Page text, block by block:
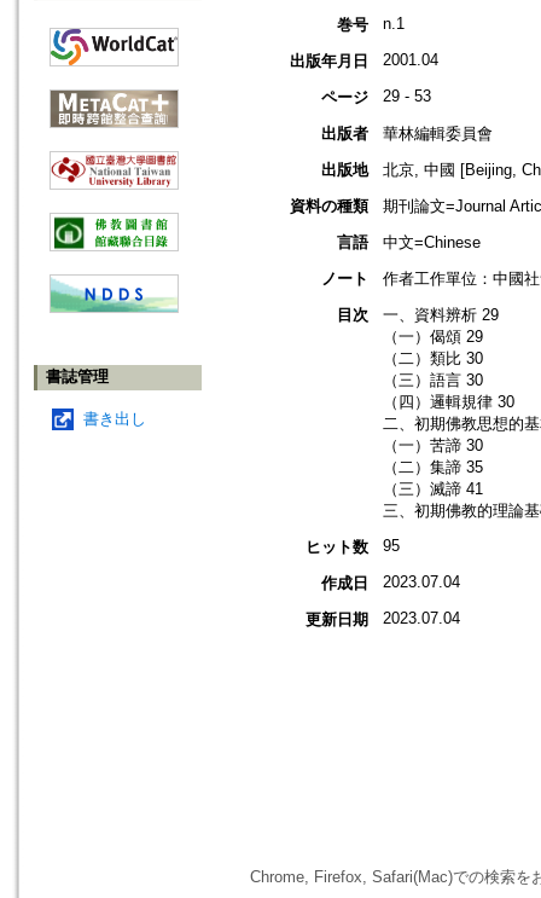
書誌管理
書き出し
巻号
n.1
出版年月日 2001.04
ページ 29 - 53
出版者
華林編輯委員會
出版地
北京, 中國 [Beijing,
資料の種類
期刊論文=Journal
言語
中文=Chinese
ノート
作者工作單位：中國
目次
一、資料辨析 29
（一）偈頌 29
（二）類比 30
（三）語言 30
（四）邏輯規律 30
二、初期佛教思想的
（一）苦諦 30
（二）集諦 35
（三）滅諦 41
三、初期佛教的理論
ヒット数
95
作成日 2023.07.04
更新日期 2023.07.04
Chrome, Firefox, Safari(Mac)での検索を